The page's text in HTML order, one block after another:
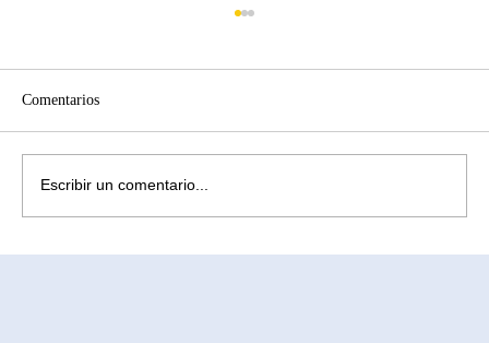
Comentarios
Escribir un comentario...